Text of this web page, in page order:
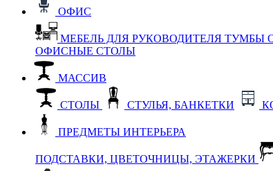
ОФИС
МЕБЕЛЬ ДЛЯ РУКОВОДИТЕЛЯ ТУМБЫ
ОФИСНЫЕ СТОЛЫ
МАССИВ
СТОЛЫ СТУЛЬЯ, БАНКЕТКИ
ПРЕДМЕТЫ ИНТЕРЬЕРА
ПОДСТАВКИ, ЦВЕТОЧНИЦЫ, ЭТАЖЕРКИ